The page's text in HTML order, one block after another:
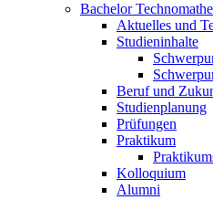
Bachelor
Aktuelles und
Studieninhalte
Beruf und
Studienplanung
Prüfungen
Praktikum
Kolloquium
Alumni